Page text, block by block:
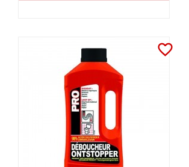
favorite_border